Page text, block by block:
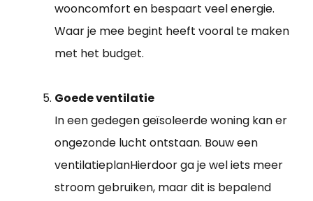
wooncomfort en bespaart veel energie.
Waar je mee begint heeft vooral te maken
met het budget.
Goede ventilatie
In een gedegen geïsoleerde woning kan er
ongezonde lucht ontstaan. Bouw een
ventilatieplanHierdoor ga je wel iets meer
stroom gebruiken, maar dit is bepalend